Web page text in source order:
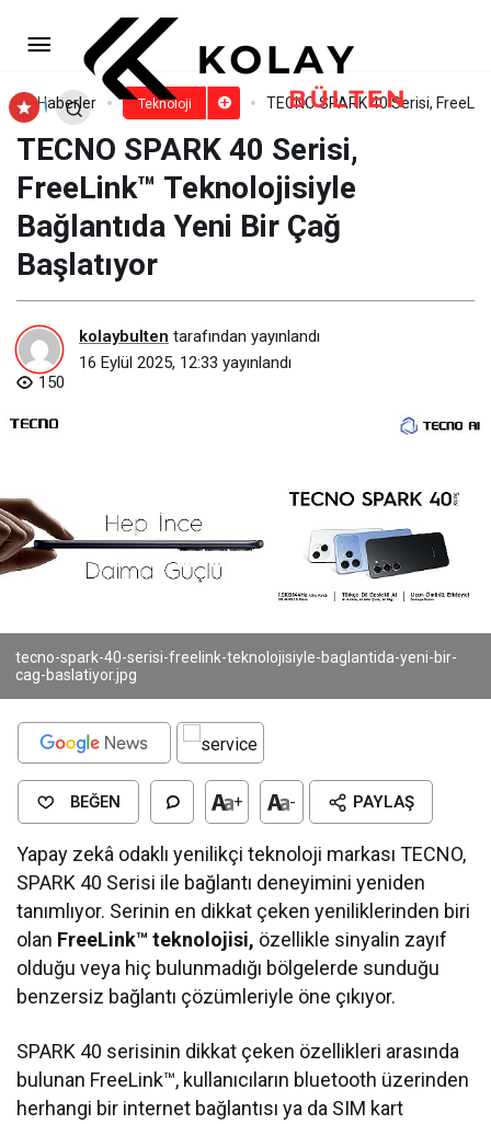
Haberler Teknoloji TECNO SPARK 40 Serisi,
TECNO SPARK 40 Serisi,
FreeLink™ Teknolojisiyle
Bağlantıda Yeni Bir Çağ
Başlatıyor
kolaybulten tarafından yayınlandı
16 Eylül 2025, 12:33 yayınlandı
150
tecno-spark-40-serisi-freelink-teknolojisiyle-baglantida-yeni-bir-
cag-baslatiyor.jpg
BEĞEN + - PAYLAŞ
Yapay zekâ odaklı yenilikçi teknoloji markası TECNO,
SPARK 40 Serisi ile bağlantı deneyimini yeniden
tanımlıyor. Serinin en dikkat çeken yeniliklerinden biri
olan FreeLink™ teknolojisi, özellikle sinyalin zayıf
olduğu veya hiç bulunmadığı bölgelerde sunduğu
benzersiz bağlantı çözümleriyle öne çıkıyor.
SPARK 40 serisinin dikkat çeken özellikleri arasında
bulunan FreeLink™, kullanıcıların bluetooth üzerinden
herhangi bir internet bağlantısı ya da SIM kart
Yapay Zeka Destekli Siber
Saldırılar Milli Güvenliği Tehdit Ederken
Çok Katmanlı Savunma Artık Kaçınılmaz
Yorum Yap Paylaş